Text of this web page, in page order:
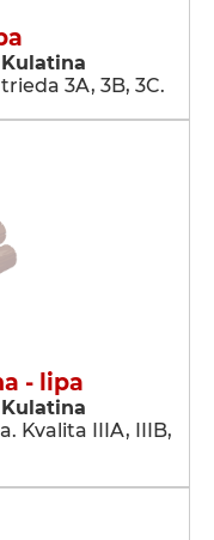
3A, 3B, 3C.
- lipa
Kvalita IIIA, IIIB,